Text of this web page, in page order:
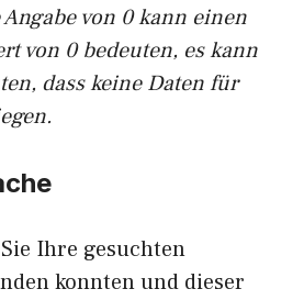
von 0 kann einen
von 0 bedeuten, es kann
dass keine Daten für
Ihre gesuchten
konnten und dieser